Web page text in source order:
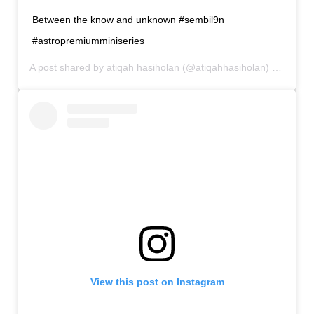
Between the know and unknown #sembil9n
#astropremiumminiseries
A post shared by atiqah hasiholan (@atiqahhasiholan) on
View this post on Instagram